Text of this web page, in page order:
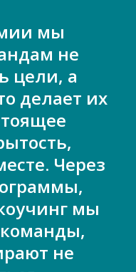
мы
не
цели, а
делает их
Через
мы
не